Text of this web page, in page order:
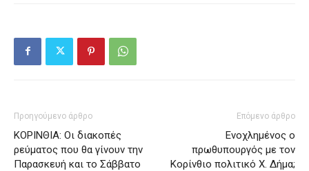
Προηγούμενο άρθρο
ΚΟΡΙΝΘΙΑ: Οι διακοπές
ρεύματος που θα γίνουν την
Παρασκευή και το Σάββατο
Επόμενο άρθρο
Ενοχλημένος ο
πρωθυπουργός με τον
Κορίνθιο πολιτικό Χ. Δήμα;